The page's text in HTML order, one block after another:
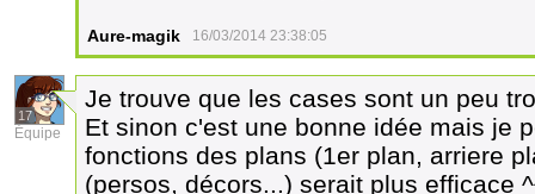
Aure-magik 16/03/2014 23:38:05
17
Équipe
Je trouve que les cases sont un peu
Et sinon c'est une bonne idée mais je
fonctions des plans (1er plan, arriere
(persos, décors...) serait plus efficace